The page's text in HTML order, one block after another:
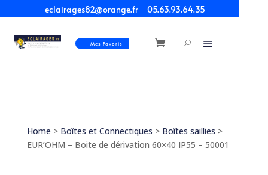
eclairages82@orange.fr 05.63.93.64.35
Mes Favoris
Home > Boîtes et Connectiques > Boîtes saillies >
EUR’OHM – Boite de dérivation 60×40 IP55 – 50001